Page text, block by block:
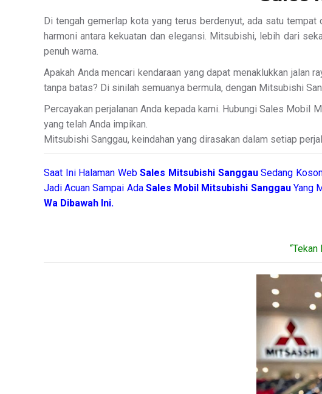
Di tengah gemerlap kota yang terus berdenyut, ada satu tempat
harmoni antara kekuatan dan elegansi. Mitsubishi, lebih dari
penuh warna.
Apakah Anda mencari kendaraan yang dapat menaklukkan jalan
tanpa batas? Di sinilah semuanya bermula, dengan Mitsubishi
Percayakan perjalanan Anda kepada kami. Hubungi Sales Mobil
yang telah Anda impikan.
Mitsubishi Sanggau, keindahan yang dirasakan dalam setiap
Saat Ini Halaman WebSales Mitsubishi SanggauSedang
Jadi Acuan Sampai Ada Sales Mobil Mitsubishi Sanggau Yang
Wa Dibawah Ini.